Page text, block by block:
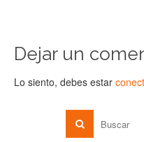
Dejar un
Lo siento, debes estar